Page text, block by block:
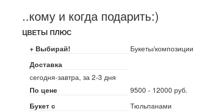
..кому и когда подарить:)
ЦВЕТЫ ПЛЮС
+ Выбирай!
Букеты/композиции
Доставка
сегодня-завтра, за 2-3 дня
По цене
9500 - 12000 руб.
Букет с
Тюльпанами